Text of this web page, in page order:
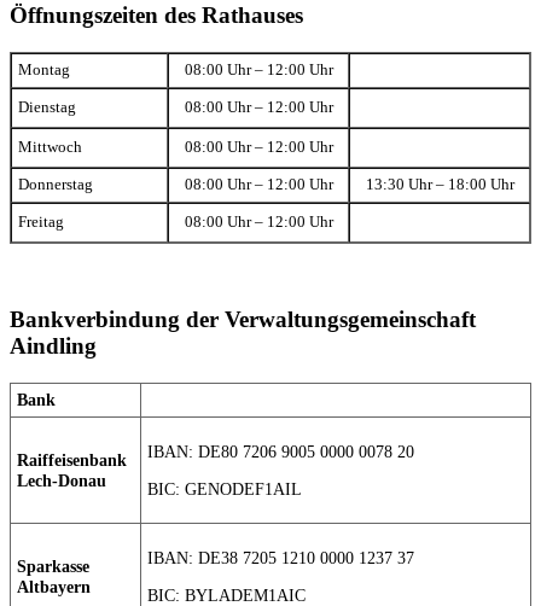
Öffnungszeiten des Rathauses
Montag 08:00 Uhr – 12:00 Uhr
Dienstag 08:00 Uhr – 12:00 Uhr
Mittwoch 08:00 Uhr – 12:00 Uhr
Donnerstag 08:00 Uhr – 12:00 Uhr 13:30 Uhr – 18:00 Uhr
Freitag 08:00 Uhr – 12:00 Uhr
Bankverbindung der Verwaltungsgemeinschaft
Aindling
Bank
Raiffeisenbank
Lech-Donau
IBAN: DE80 7206 9005 0000 0078 20
BIC: GENODEF1AIL
Sparkasse
Altbayern
IBAN: DE38 7205 1210 0000 1237 37
BIC: BYLADEM1AIC